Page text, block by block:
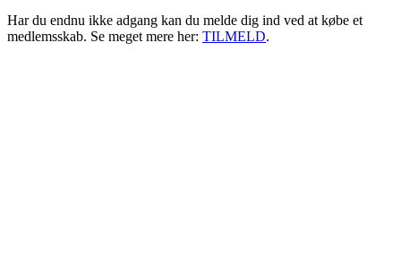
Har du endnu ikke adgang kan du melde dig ind ved at købe et
medlemsskab. Se meget mere her: TILMELD.